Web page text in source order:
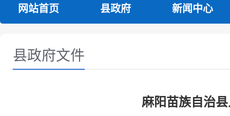
网站首页 县政府 新闻中心
县政府文件
麻阳苗族自治